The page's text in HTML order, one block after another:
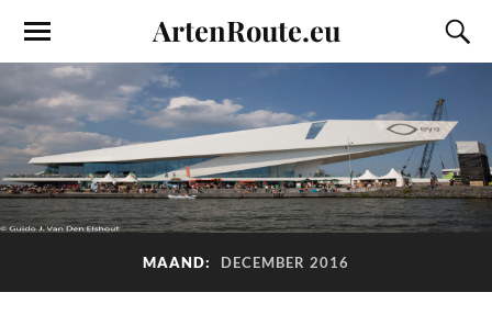
ArtenRoute.eu
MAAND: DECEMBER 2016